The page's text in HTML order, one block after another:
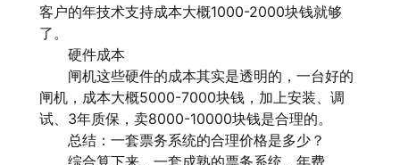
客户的年技术支持成本大概1000-2000块钱就够
了。
硬件成本
闸机这些硬件的成本其实是透明的，一台好的
闸机，成本大概5000-7000块钱，加上安装、调
试、3年质保，卖8000-10000块钱是合理的。
总结：一套票务系统的合理价格是多少？
综合算下来，一套成熟的票务系统，年费